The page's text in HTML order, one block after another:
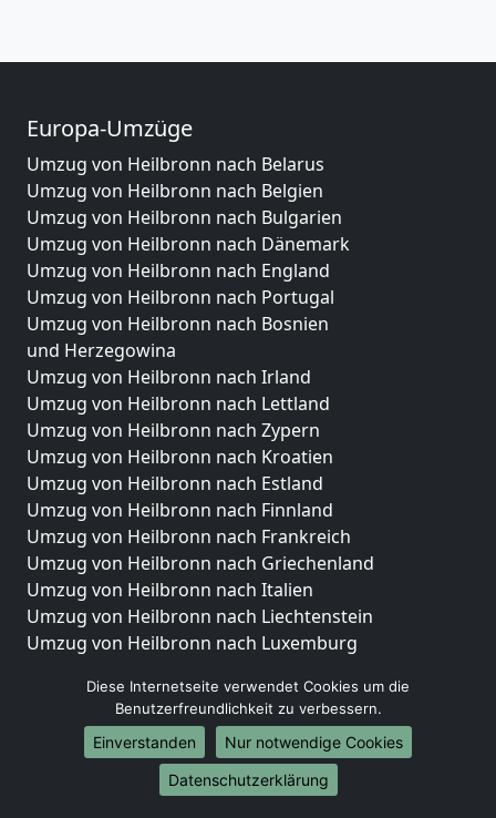
Europa-Umzüge
Umzug von Heilbronn nach Belarus
Umzug von Heilbronn nach Belgien
Umzug von Heilbronn nach Bulgarien
Umzug von Heilbronn nach Dänemark
Umzug von Heilbronn nach England
Umzug von Heilbronn nach Portugal
Umzug von Heilbronn nach Bosnien
und Herzegowina
Umzug von Heilbronn nach Irland
Umzug von Heilbronn nach Lettland
Umzug von Heilbronn nach Zypern
Umzug von Heilbronn nach Kroatien
Umzug von Heilbronn nach Estland
Umzug von Heilbronn nach Finnland
Umzug von Heilbronn nach Frankreich
Umzug von Heilbronn nach Griechenland
Umzug von Heilbronn nach Italien
Umzug von Heilbronn nach Liechtenstein
Umzug von Heilbronn nach Luxemburg
Umzug von Heilbronn nach Norwegen
Umzüge-Deutschlandweit
Umzug von Heilbronn nach Berlin
Umzug von Heilbronn nach Hamburg
Diese Internetseite verwendet Cookies um die
Benutzerfreundlichkeit zu verbessern.
Einverstanden
Nur notwendige Cookies
Datenschutzerklärung